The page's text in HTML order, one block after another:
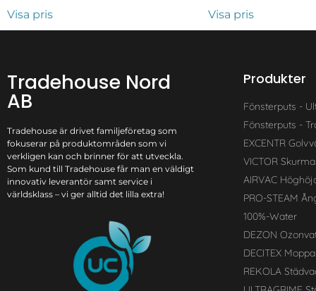
Visa pris Visa pris
Tradehouse Nord
AB
Tradehouse är drivet familjeföretag som
fokuserar på produktområden som vi
verkligen kan och brinner för att utveckla.
Som kund till Tradehouse får man en väldigt
innovativ leverantör samt service i
världsklass – vi ger alltid det lilla extra!
Produkter
Fönsterputs -
Fönsterputs -
EXCENTR
VICTOR
AIRVAC
PRO-STEAM
100%-Water
DEZON
DECITEX
REKOLA